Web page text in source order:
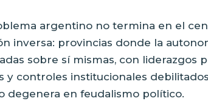
argentino no termina en el
inversa: provincias donde la
sobre sí mismas, con liderazgos
y controles institucionales
degenera en feudalismo político.